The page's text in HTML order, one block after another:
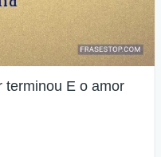
terminou E o amor